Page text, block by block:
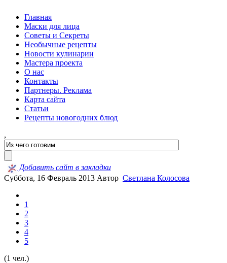
Главная
Маски для лица
Советы и Секреты
Необычные рецепты
Новости кулинарии
Мастера проекта
О нас
Контакты
Партнеры. Реклама
Карта сайта
Статьи
Рецепты новогодних блюд
,
Добавить сайт в закладки
Суббота, 16 Февраль 2013 Автор Светлана Колосова
1
2
3
4
5
(1 чел.)